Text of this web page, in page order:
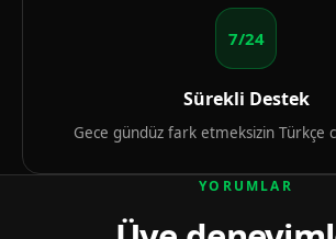
7/24
Sürekli Destek
Gece gündüz fark etmeksizin Türkçe
YORUMLAR